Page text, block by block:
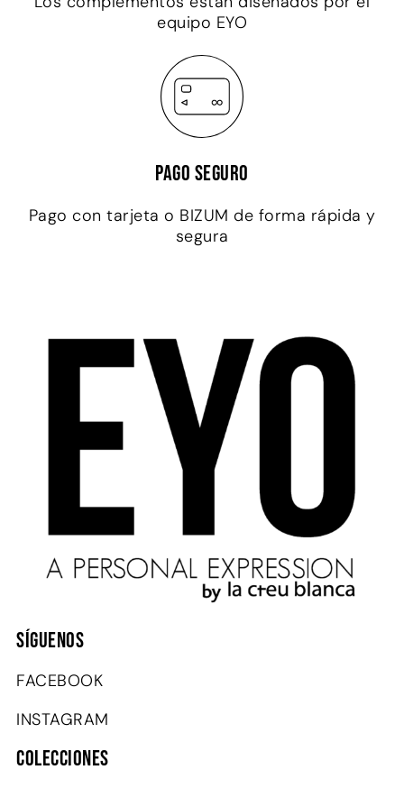
equipo EYO
Pago seguro
Pago con tarjeta o BIZUM de forma rápida y
segura
SÍGUENOS
FACEBOOK
INSTAGRAM
COLECCIONES